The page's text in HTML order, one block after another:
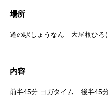
場所
道の駅しょうなん 大屋根ひろ
内容
前半45分:ヨガタイム 後半45